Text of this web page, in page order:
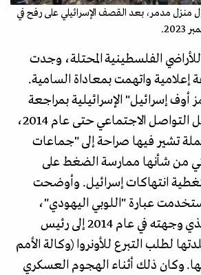
مدمر، بعد القصف الإسرائيلي على رفح في
للأراضي الفلسطينية المحتلة، وجدت
واتهمت بمعاداة السامية.
إسرائيل" الإسرائيلية بمراجعة
منشوراتها على وسائل التواصل الاجتماعي حتى عام 2014،
تشير فيها صراحة إلى "جماعات
من شأنها ممارسة الضغط على
انتهاكات إسرائيل. وأوضحت
عبارة "اللوبي اليهودي"،
ضمن سياق النداء الذي وجهته في عام 2014 إلى رئيس
لطلب التبرع للأونروا (وكالة الأمم
وكان ذلك أثناء الهجوم العسكري